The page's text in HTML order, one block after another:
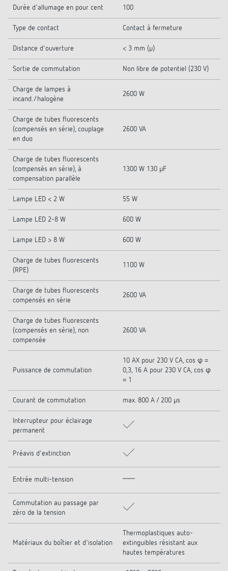
Durée d'allumage en pour cent 100
Type de contact Contact à fermeture
Distance d'ouverture < 3 mm (µ)
Sortie de commutation Non libre de potentiel (230 V)
Charge de lampes à
incand./halogène
2600 W
Charge de tubes fluorescents
(compensés en série), couplage
en duo
2600 VA
Charge de tubes fluorescents
(compensés en série), à
compensation parallèle
1300 W 130 µF
Lampe LED < 2 W 55 W
Lampe LED 2-8 W 600 W
Lampe LED > 8 W 600 W
Charge de tubes fluorescents
(RPE)
1100 W
Charge de tubes fluorescents
compensés en série
2600 VA
Charge de tubes fluorescents
(compensés en série), non
compensée
2600 VA
Puissance de commutation
10 AX pour 230 V CA, cos φ =
0,3, 16 A pour 230 V CA, cos φ
= 1
Courant de commutation max. 800 A / 200 µs
Interrupteur pour éclairage
permanent
Préavis d'extinction
Entrée multi-tension
Commutation au passage par
zéro de la tension
Matériaux du boîtier et d'isolation
Thermoplastiques auto-
extinguibles résistant aux
hautes températures